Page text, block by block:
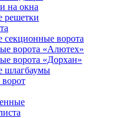
на окна
решетки
секционные ворота
ворота «Алютех»
ворота «Дорхан»
шлагбаумы